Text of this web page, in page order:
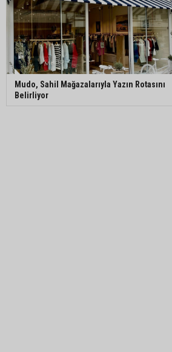
Mudo, Sahil Mağazalarıyla Yazın Rotasını
Belirliyor